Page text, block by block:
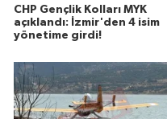
CHP Gençlik Kolları MYK
açıklandı: İzmir'den 4 isim
yönetime girdi!